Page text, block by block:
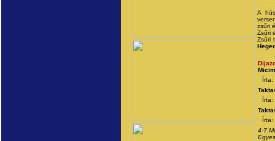
A
zsűri
Zsűri
Zsűri
Írta:
Írta:
Írta:
4-